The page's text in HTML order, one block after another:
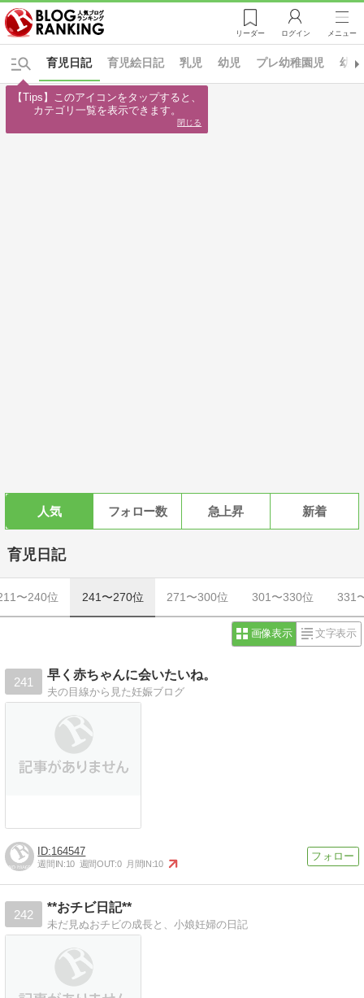
リーダー ログイン メニュー
育児日記 育児絵日記 乳児 幼児 プレ幼稚園児 幼
人気 フォロー数 急上昇 新着
育児日記
〜240位 241〜270位 271〜300位 301〜330位 331
画像表示 文字表示
241
早く赤ちゃんに会いたいね。
夫の目線から見た妊娠ブログ
164547
週間IN:10 週間OUT:0 月間IN:10
242
**おチビ日記**
未だ見ぬおチビの成長と、小娘妊婦の日記
【Tips】このアイコンをタップすると、
カテゴリ一覧を表示できます。
閉じる